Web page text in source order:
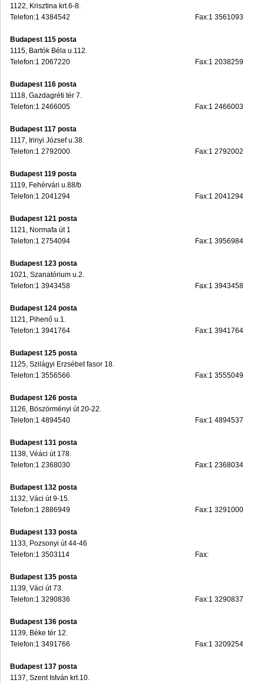
1122, Krisztina krt.6-8.
Telefon:1 4384542
Fax:1 3561093
Budapest 115 posta
1115, Bartók Béla u.112.
Telefon:1 2067220
Fax:1 2038259
Budapest 116 posta
1118, Gazdagréti tér 7.
Telefon:1 2466005
Fax:1 2466003
Budapest 117 posta
1117, Irinyi József u.38.
Telefon:1 2792000
Fax:1 2792002
Budapest 119 posta
1119, Fehérvári u.88/b
Telefon:1 2041294
Fax:1 2041294
Budapest 121 posta
1121, Normafa út 1
Telefon:1 2754094
Fax:1 3956984
Budapest 123 posta
1021, Szanatórium u.2.
Telefon:1 3943458
Fax:1 3943458
Budapest 124 posta
1121, Pihenő u.1.
Telefon:1 3941764
Fax:1 3941764
Budapest 125 posta
1125, Szilágyi Erzsébet fasor 18.
Telefon:1 3556566
Fax:1 3555049
Budapest 126 posta
1126, Böszörményi út 20-22.
Telefon:1 4894540
Fax:1 4894537
Budapest 131 posta
1138, Véáci út 178.
Telefon:1 2368030
Fax:1 2368034
Budapest 132 posta
1132, Váci út 9-15.
Telefon:1 2886949
Fax:1 3291000
Budapest 133 posta
1133, Pozsonyi út 44-46
Telefon:1 3503114
Fax:
Budapest 135 posta
1139, Váci út 73.
Telefon:1 3290836
Fax:1 3290837
Budapest 136 posta
1139, Béke tér 12.
Telefon:1 3491766
Fax:1 3209254
Budapest 137 posta
1137, Szent István krt.10.